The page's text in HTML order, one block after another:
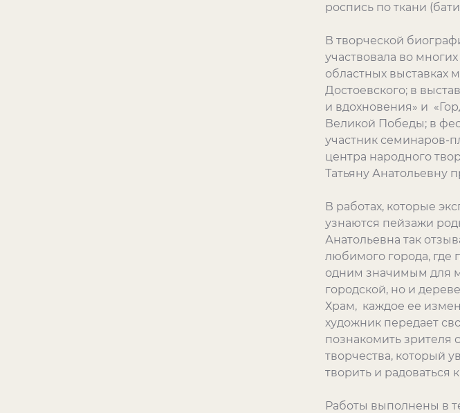
роспись по ткани
В творческой
участвовала во
областных выставках
Достоевского; в
и вдохновения» и
Великой Победы; в
участник семинаров-
центра народного
Татьяну Анатольевну
В работах, которые
узнаются пейзажи
Анатольевна так
любимого города, где
одним значимым для
городской, но и
Храм, каждое ее
художник передает
познакомить зрителя
творчества, который
творить и радоваться
Работы выполнены в